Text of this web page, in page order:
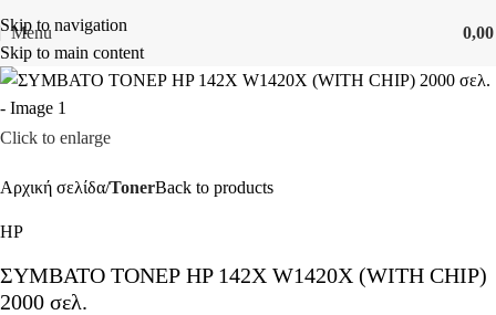
Skip to navigation
Skip to main content
Menu
Click to enlarge
Αρχική σελίδα TonerBack to products
HP
ΣΥΜΒΑΤΟ ΤΟΝΕΡ HP 142X W1420X (WITH CHIP)
2000 σελ.